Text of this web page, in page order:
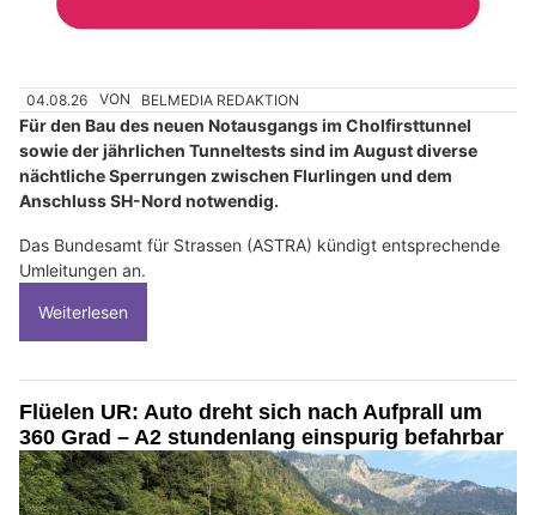
04.08.26 VON BELMEDIA REDAKTION
Für den Bau des neuen Notausgangs im Cholfirsttunnel
sowie der jährlichen Tunneltests sind im August diverse
nächtliche Sperrungen zwischen Flurlingen und dem
Anschluss SH-Nord notwendig.
Das Bundesamt für Strassen (ASTRA) kündigt entsprechende
Umleitungen an.
Weiterlesen
Flüelen UR: Auto dreht sich nach Aufprall um
360 Grad – A2 stundenlang einspurig befahrbar